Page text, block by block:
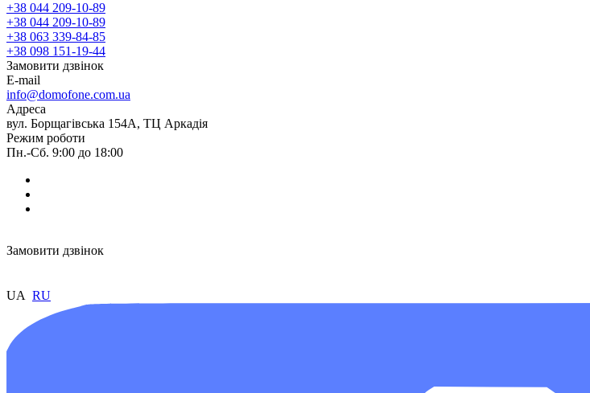
+38 044 209-10-89
+38 044 209-10-89
+38 063 339-84-85
+38 098 151-19-44
Замовити дзвінок
E-mail
info@domofone.com.ua
Адреса
вул. Борщагівська 154А, ТЦ Аркадія
Режим роботи
Пн.-Сб. 9:00 до 18:00
Замовити дзвінок
UA RU